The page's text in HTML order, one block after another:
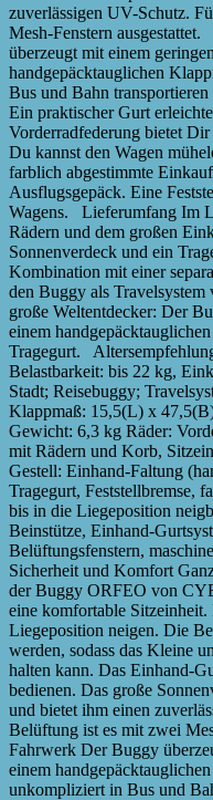
zuverlässigen UV-Schutz.
Mesh-Fenstern
überzeugt mit einem
handgepäcktauglichen
Bus und Bahn
Ein praktischer Gurt
Vorderradfederung bietet
Du kannst den Wagen
farblich abgestimmte
Ausflugsgepäck. Eine
Wagens. Lieferumfang Im
Rädern und dem großen
Sonnenverdeck und ein
Kombination mit einer
den Buggy als
große Weltentdecker: Der
einem
Tragegurt.
Belastbarkeit: bis 22 kg,
Stadt; Reisebuggy;
Klappmaß: 15,5(L) x
Gewicht: 6,3 kg Räder:
mit Rädern und Korb,
Gestell: Einhand-Faltung
Tragegurt, Feststellbremse,
bis in die Liegeposition
Beinstütze, Einhand-
Belüftungsfenstern,
Sicherheit und Komfort
der Buggy ORFEO von
eine komfortable
Liegeposition neigen. Die
werden, sodass das Kleine
halten kann. Das Einhand-
bedienen. Das große
und bietet ihm einen
Belüftung ist es mit zwei
Fahrwerk Der Buggy
einem
unkompliziert in Bus und